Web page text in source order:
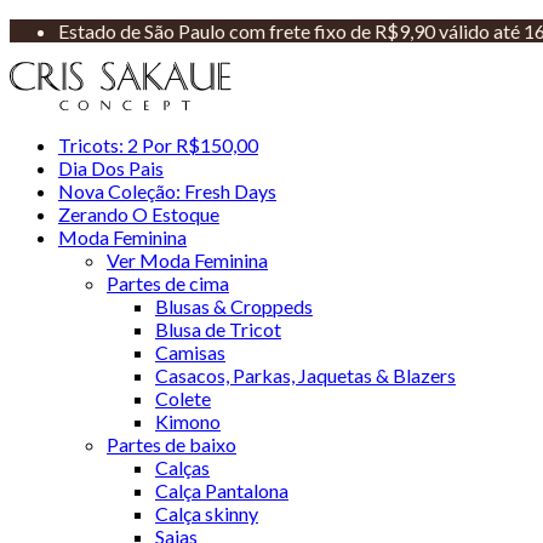
Estado de São Paulo com frete fixo de R$9,90 válido até
Tricots: 2 Por R$150,00
Dia Dos Pais
Nova Coleção: Fresh Days
Zerando O Estoque
Moda Feminina
Ver Moda Feminina
Partes de cima
Blusas & Croppeds
Blusa de Tricot
Camisas
Casacos, Parkas, Jaquetas & Blazers
Colete
Kimono
Partes de baixo
Calças
Calça Pantalona
Calça skinny
Saias